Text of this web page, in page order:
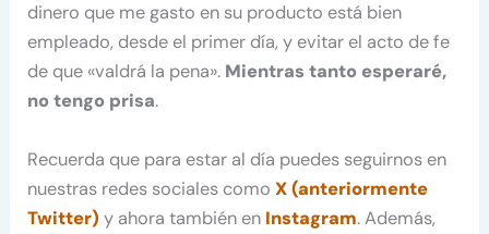
dinero que me gasto en su producto está bien
empleado, desde el primer día, y evitar el acto de fe
de que «valdrá la pena». Mientras tanto esperaré,
no tengo prisa.
Recuerda que para estar al día puedes seguirnos en
nuestras redes sociales comoX (anteriormente
Twitter) y ahora también en Instagram. Además,